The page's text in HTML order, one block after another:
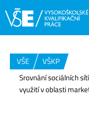
VŠE
VŠKP
Srovnání sociálních
využití v oblasti